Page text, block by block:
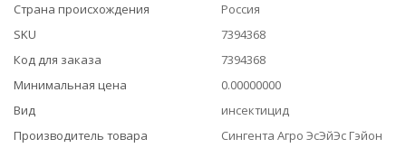
Страна происхождения
Россия
SKU
7394368
Код для заказа
7394368
Минимальная цена
0.00000000
Вид
инсектицид
Производитель товара
Сингента Агро ЭсЭйЭс Гэйон